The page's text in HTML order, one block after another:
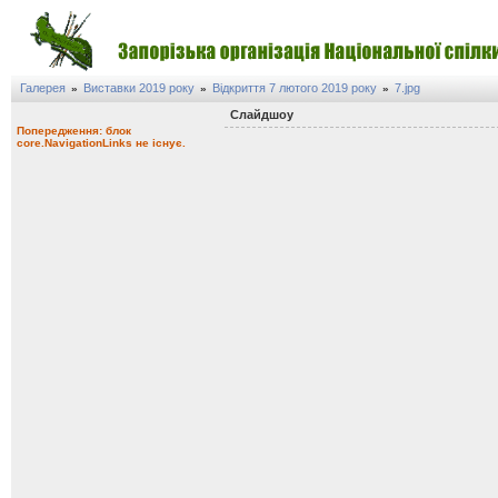
Галерея » Виставки 2019 року » Відкриття 7 лютого 2019 року » 7.jpg
Попередження: блок
core.NavigationLinks не існує.
Слайдшоу